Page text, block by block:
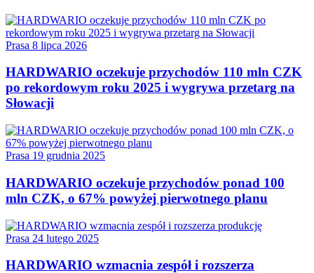
Prasa 8 lipca 2026
HARDWARIO oczekuje przychodów 110 mln CZK
po rekordowym roku 2025 i wygrywa przetarg na
Słowacji
Prasa 19 grudnia 2025
HARDWARIO oczekuje przychodów ponad 100
mln CZK, o 67% powyżej pierwotnego planu
Prasa 24 lutego 2025
HARDWARIO wzmacnia zespół i rozszerza